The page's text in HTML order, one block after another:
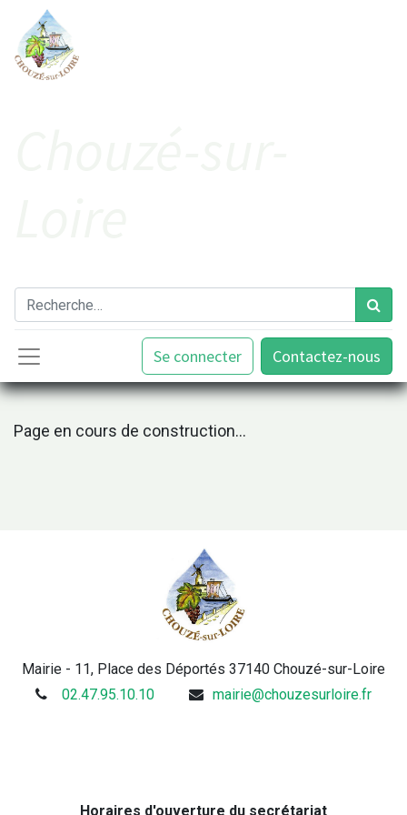
Se connecter Contactez-nous
Page en cours de construction...
Mairie - 11, Place des Déportés 37140 Chouzé-sur-Loire
02.47.95.10.10
mairie@chouzesurloire.fr
Horaires d'ouverture du secrétariat